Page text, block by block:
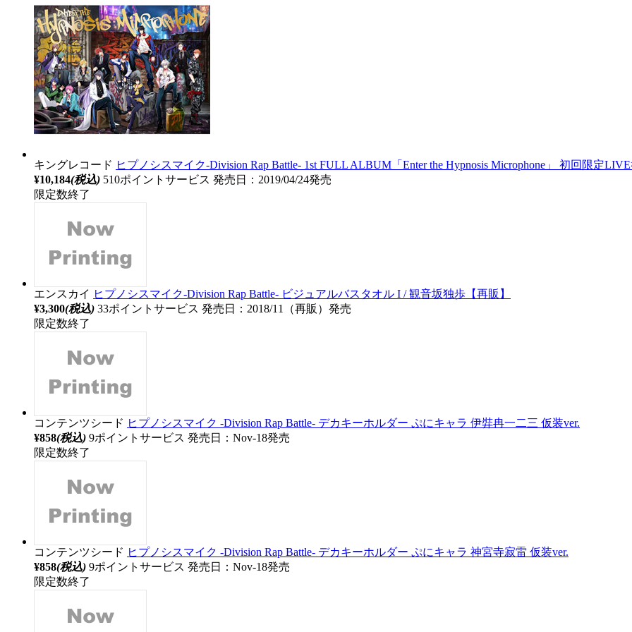
キングレコード ヒプノシスマイク-Division Rap Battle- 1st FULL ALBUM「Enter the Hypnosis Microphone」 初回限定
¥10,184(税込) 510ポイントサービス 発売日：2019/04/24発売
限定数終了
エンスカイ ヒプノシスマイク-Division Rap Battle- ビジュアルバスタオル I / 観音坂独歩【再販】
¥3,300(税込) 33ポイントサービス 発売日：2018/11（再販）発売
限定数終了
コンテンツシード ヒプノシスマイク ‐Division Rap Battle- デカキーホルダー ぷにキャラ 伊弉冉一二三 仮装ver.
¥858(税込) 9ポイントサービス 発売日：Nov-18発売
限定数終了
コンテンツシード ヒプノシスマイク ‐Division Rap Battle- デカキーホルダー ぷにキャラ 神宮寺寂雷 仮装ver.
¥858(税込) 9ポイントサービス 発売日：Nov-18発売
限定数終了